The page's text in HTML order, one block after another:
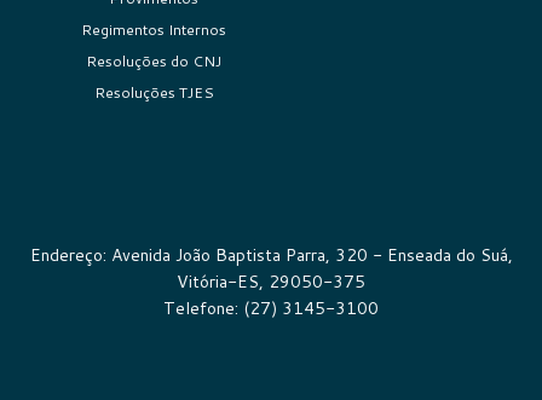
Regimentos Internos
Resoluções do CNJ
Resoluções TJES
Endereço: Avenida João Baptista Parra, 320 - Enseada do Suá,
Vitória-ES, 29050-375
Telefone: (27) 3145-3100